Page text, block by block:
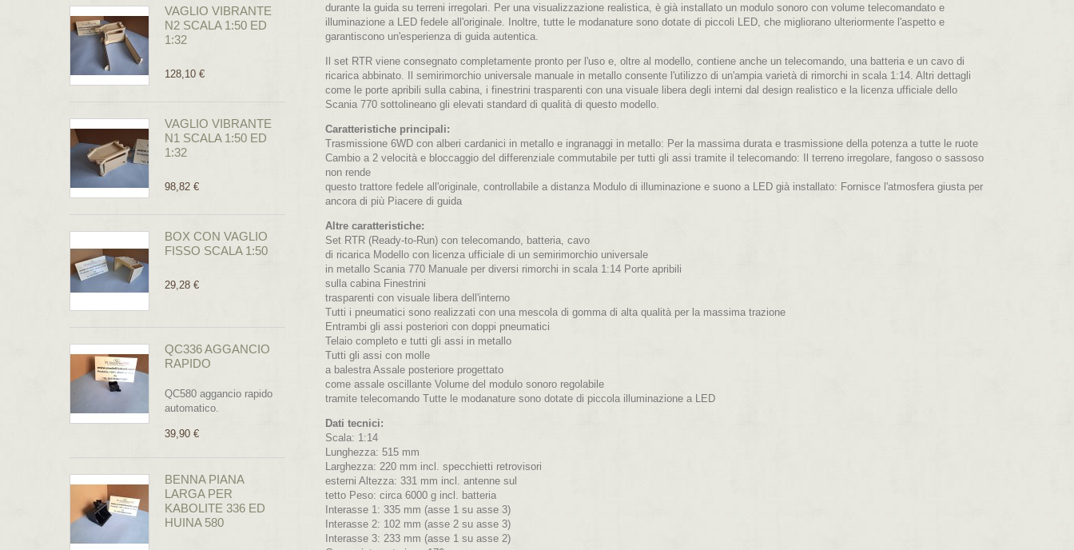
VAGLIO VIBRANTE
N2 SCALA 1:50 ED
1:32
128,10 €
VAGLIO VIBRANTE
N1 SCALA 1:50 ED
1:32
98,82 €
BOX CON VAGLIO
FISSO SCALA 1:50
29,28 €
QC336 AGGANCIO
RAPIDO
QC580 aggancio rapido
automatico.
39,90 €
BENNA PIANA
LARGA PER
KABOLITE 336 ED
HUINA 580
durante la guida su terreni irregolari. Per una visualizzazione realistica, è già installato un modulo sonoro con volume telecomandato e
illuminazione a LED fedele all'originale. Inoltre, tutte le modanature sono dotate di piccoli LED, che migliorano ulteriormente l'aspetto e
garantiscono un'esperienza di guida autentica.
Il set RTR viene consegnato completamente pronto per l'uso e, oltre al modello, contiene anche un telecomando, una batteria e un cavo di
ricarica abbinato. Il semirimorchio universale manuale in metallo consente l'utilizzo di un'ampia varietà di rimorchi in scala 1:14. Altri dettagli
come le porte apribili sulla cabina, i finestrini trasparenti con una visuale libera degli interni dal design realistico e la licenza ufficiale dello
Scania 770 sottolineano gli elevati standard di qualità di questo modello.
Caratteristiche principali:
Trasmissione 6WD con alberi cardanici in metallo e ingranaggi in metallo: Per la massima durata e trasmissione della potenza a tutte le ruote
Cambio a 2 velocità e bloccaggio del differenziale commutabile per tutti gli assi tramite il telecomando: Il terreno irregolare, fangoso o sassoso
non rende
questo trattore fedele all'originale, controllabile a distanza Modulo di illuminazione e suono a LED già installato: Fornisce l'atmosfera giusta per
ancora di più Piacere di guida
Altre caratteristiche:
Set RTR (Ready-to-Run) con telecomando, batteria, cavo
di ricarica Modello con licenza ufficiale di un semirimorchio universale
in metallo Scania 770 Manuale per diversi rimorchi in scala 1:14 Porte apribili
sulla cabina Finestrini
trasparenti con visuale libera dell'interno
Tutti i pneumatici sono realizzati con una mescola di gomma di alta qualità per la massima trazione
Entrambi gli assi posteriori con doppi pneumatici
Telaio completo e tutti gli assi in metallo
Tutti gli assi con molle
a balestra Assale posteriore progettato
come assale oscillante Volume del modulo sonoro regolabile
tramite telecomando Tutte le modanature sono dotate di piccola illuminazione a LED
Dati tecnici:
Scala: 1:14
Lunghezza: 515 mm
Larghezza: 220 mm incl. specchietti retrovisori
esterni Altezza: 331 mm incl. antenne sul
tetto Peso: circa 6000 g incl. batteria
Interasse 1: 335 mm (asse 1 su asse 3)
Interasse 2: 102 mm (asse 2 su asse 3)
Interasse 3: 233 mm (asse 1 su asse 2)